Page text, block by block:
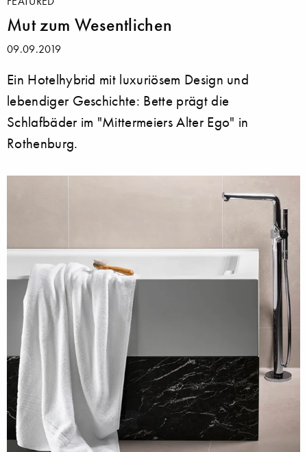
Mut zum Wesentlichen
09.09.2019
Ein Hotelhybrid mit luxuriösem Design und
lebendiger Geschichte: Bette prägt die
Schlafbäder im "Mittermeiers Alter Ego" in
Rothenburg.